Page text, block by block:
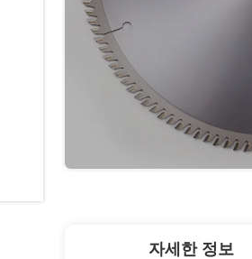
자세한 정보